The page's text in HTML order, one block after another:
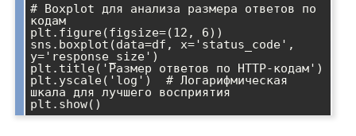
# Boxplot для анализа размера ответов по
кодам
plt.figure(figsize=(12, 6))
sns.boxplot(data=df, x='status_code',
y='response_size')
plt.title('Размер ответов по HTTP-кодам')
plt.yscale('log')  # Логарифмическая
шкала для лучшего восприятия